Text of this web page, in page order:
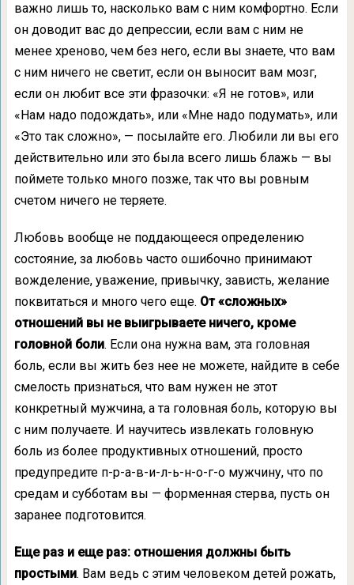
важно лишь то, насколько вам с ним комфортно. Если
он доводит вас до депрессии, если вам с ним не
менее хреново, чем без него, если вы знаете, что вам
с ним ничего не светит, если он выносит вам мозг,
если он любит все эти фразочки: «Я не готов», или
«Нам надо подождать», или «Мне надо подумать», или
«Это так сложно», — посылайте его. Любили ли вы его
действительно или это была всего лишь блажь — вы
поймете только много позже, так что вы ровным
счетом ничего не теряете.
Любовь вообще не поддающееся определению
состояние, за любовь часто ошибочно принимают
вожделение, уважение, привычку, зависть, желание
поквитаться и много чего еще. От «сложных»
отношений вы не выигрываете ничего, кроме
головной боли. Если она нужна вам, эта головная
боль, если вы жить без нее не можете, найдите в себе
смелость признаться, что вам нужен не этот
конкретный мужчина, а та головная боль, которую вы
с ним получаете. И научитесь извлекать головную
боль из более продуктивных отношений, просто
предупредите п-р-а-в-и-л-ь-н-о-г-о мужчину, что по
средам и субботам вы — форменная стерва, пусть он
заранее подготовится.
Еще раз и еще раз: отношения должны быть
простыми. Вам ведь с этим человеком детей рожать,